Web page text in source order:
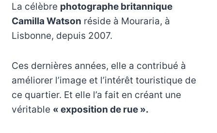
La célèbre photographe britannique
Camilla Watson réside à Mouraria, à
Lisbonne, depuis 2007.
Ces dernières années, elle a contribué à
améliorer l’image et l’intérêt touristique de
ce quartier. Et elle l’a fait en créant une
véritable « exposition de rue ».